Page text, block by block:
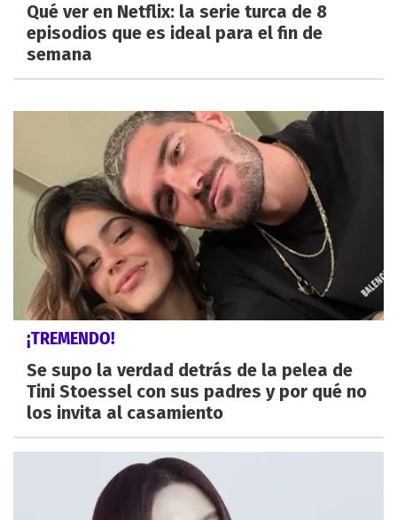
Qué ver en Netflix: la serie turca de 8
episodios que es ideal para el fin de
semana
¡TREMENDO!
Se supo la verdad detrás de la pelea de
Tini Stoessel con sus padres y por qué no
los invita al casamiento